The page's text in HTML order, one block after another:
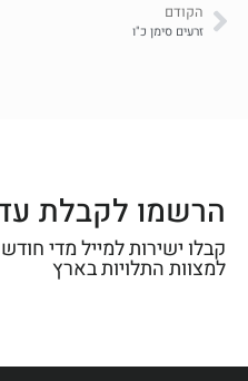
הקודם
זרעים סימן כ"ו
הרשמו לקבלת
קבלו ישירות למייל מדי
למצוות התלויות בארץ